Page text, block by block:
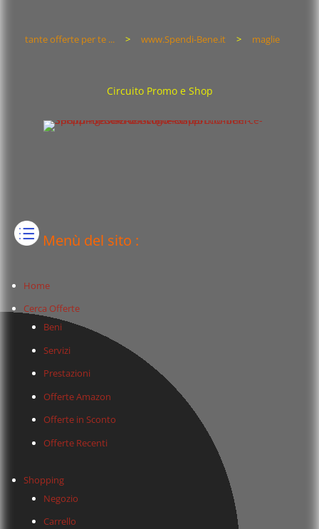
tante offerte per te ... > www.Spendi-Bene.it > maglie
Circuito Promo e Shop
Menù del sito :
Home
Cerca Offerte
Beni
Servizi
Prestazioni
Offerte Amazon
Offerte in Sconto
Offerte Recenti
Shopping
Negozio
Carrello